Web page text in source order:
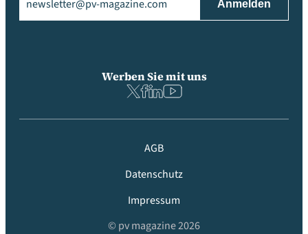
Werben Sie mit uns
AGB
Datenschutz
Impressum
© pv magazine 2026